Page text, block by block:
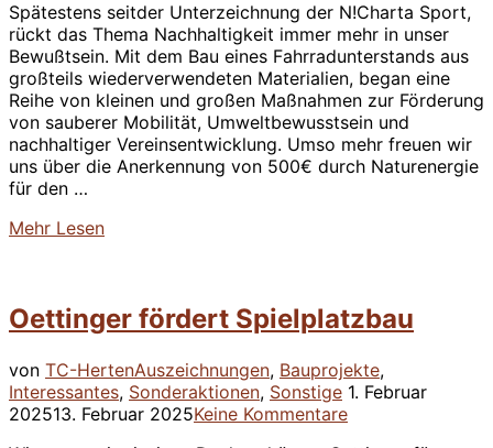
Spätestens seitder Unterzeichnung der N!Charta Sport,
rückt das Thema Nachhaltigkeit immer mehr in unser
Bewußtsein. Mit dem Bau eines Fahrradunterstands aus
großteils wiederverwendeten Materialien, began eine
Reihe von kleinen und großen Maßnahmen zur Förderung
von sauberer Mobilität, Umweltbewusstsein und
nachhaltiger Vereinsentwicklung. Umso mehr freuen wir
uns über die Anerkennung von 500€ durch Naturenergie
für den …
Mehr über
Nachhaltigkeit
aus”
Lesen
Oettinger fördert Spielplatzbau
von TC-HertenAuszeichnungen, Bauprojekte,
Interessantes, Sonderaktionen, SonstigeVeröffentlicht
am
1. Februar
202513. Februar 2025Keine Kommentare